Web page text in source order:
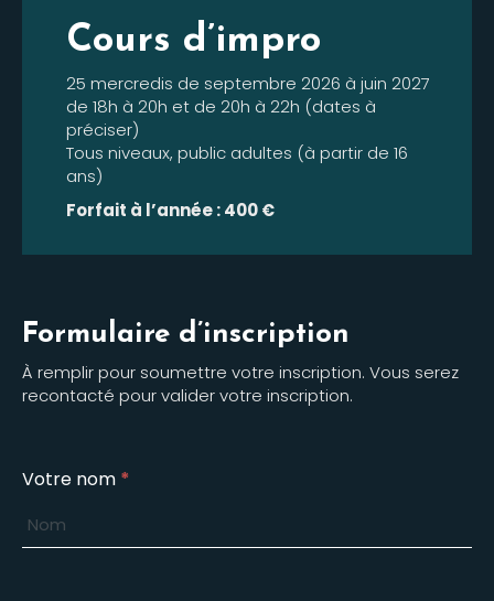
Cours d’impro
25 mercredis de septembre 2026 à juin 2027
de 18h à 20h et de 20h à 22h (dates à
préciser)
Tous niveaux, public adultes (à partir de 16
ans)
Forfait à l’année : 400 €
Formulaire d’inscription
À remplir pour soumettre votre inscription. Vous serez
recontacté pour valider votre inscription.
Inscription
cours
de
théâtre
Votre nom *